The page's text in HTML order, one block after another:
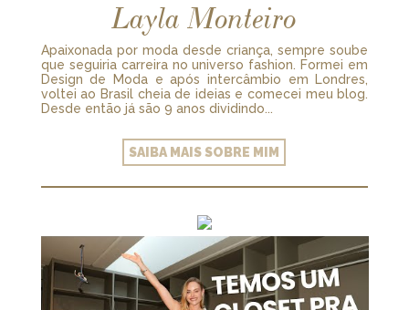
Layla Monteiro
Apaixonada por moda desde criança, sempre soube
que seguiria carreira no universo fashion. Formei em
Design de Moda e após intercâmbio em Londres,
voltei ao Brasil cheia de ideias e comecei meu blog.
Desde então já são 9 anos dividindo...
SAIBA MAIS SOBRE MIM